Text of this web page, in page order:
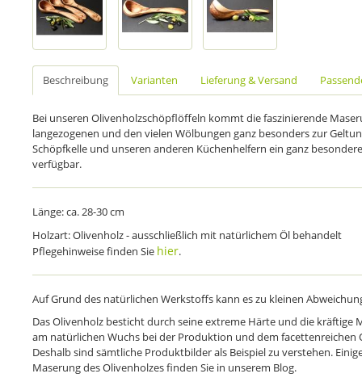
Beschreibung Varianten Lieferung & Versand
Bei unseren Olivenholzschöpflöffeln kommt die faszinierende
langezogenen und den vielen Wölbungen ganz besonders zur
Schöpfkelle und unseren anderen Küchenhelfern ein ganz
verfügbar.
Länge: ca. 28-30 cm
Holzart: Olivenholz - ausschließlich mit natürlichem Öl behandelt
Pflegehinweise finden Sie hier.
Auf Grund des natürlichen Werkstoffs kann es zu kleinen
Das Olivenholz besticht durch seine extreme Härte und die kräftige
am natürlichen Wuchs bei der Produktion und dem facettenreichen
Deshalb sind sämtliche Produktbilder als Beispiel zu verstehen.
Maserung des Olivenholzes finden Sie in unserem Blog.